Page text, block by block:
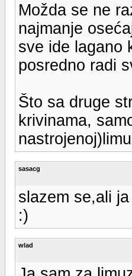
Možda se ne
najmanje
sve ide lagano
posredno radi
Što sa druge
krivinama,
sasacg
slazem se,ali
:)
wlad